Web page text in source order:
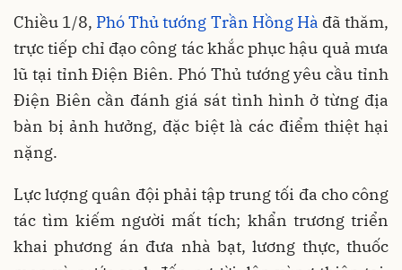
Chiều 1/8, Phó Thủ tướng Trần Hồng Hà đã thăm,
trực tiếp chỉ đạo công tác khắc phục hậu quả mưa
lũ tại tỉnh Điện Biên. Phó Thủ tướngyêu cầu tỉnh
Điện Biên cần đánh giá sát tình hình ở từng địa
bàn bị ảnh hưởng, đặc biệt là các điểm thiệt hại
nặng.
Lực lượng quân đội phải tập trung tối đa cho công
tác tìm kiếm người mất tích; khẩn trương triển
khai phương án đưa nhà bạt, lương thực, thuốc